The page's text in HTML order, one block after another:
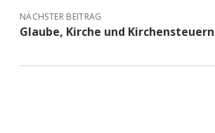
NÄCHSTER BEITRAG
Glaube, Kirche und Kirchensteuern